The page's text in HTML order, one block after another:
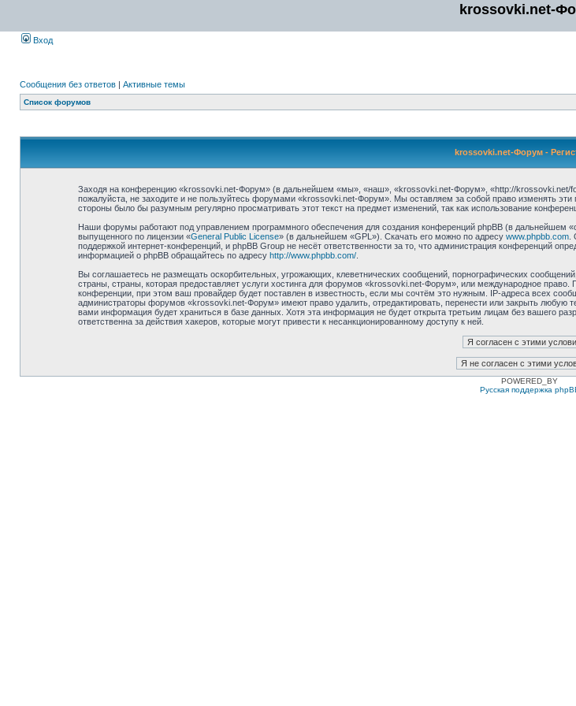
krossovki.net-
Вход
Сообщения без ответов | Активные темы
Список форумов
krossovki.net-Форум -
Заходя на конференцию «krossovki.net-Форум» (в дальнейшем «мы», «наш», «krossovki.net-Форум», «http://krossovki.net/
пожалуйста, не заходите и не пользуйтесь форумами «krossovki.net-Форум». Мы оставляем за собой право изменять
стороны было бы разумным регулярно просматривать этот текст на предмет изменений, так как использование
Наши форумы работают под управлением программного обеспечения для создания конференций phpBB (в дальнейшем
выпущенного по лицензии «General Public License» (в дальнейшем «GPL»). Скачать его можно по адресу www.phpbb.com.
поддержкой интернет-конференций, и phpBB Group не несёт ответственности за то, что администрация конференций
информацией о phpBB обращайтесь по адресу http://www.phpbb.com/.
Вы соглашаетесь не размещать оскорбительных, угрожающих, клеветнических сообщений, порнографических
страны, страны, которая предоставляет услуги хостинга для форумов «krossovki.net-Форум», или международное
конференции, при этом ваш провайдер будет поставлен в известность, если мы сочтём это нужным. IP-адреса всех
администраторы форумов «krossovki.net-Форум» имеют право удалить, отредактировать, перенести или закрыть
вами информация будет храниться в базе данных. Хотя эта информация не будет открыта третьим лицам без вашего
ответственна за действия хакеров, которые могут привести к несанкционированному доступу к ней.
POWERED_BY
Русская поддержка